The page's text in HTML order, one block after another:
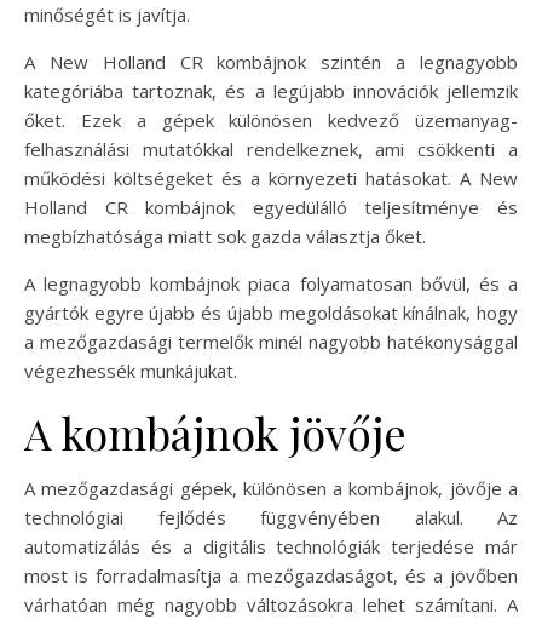
minőségét is javítja.
A New Holland CR kombájnok szintén a legnagyobb
kategóriába tartoznak, és a legújabb innovációk jellemzik
őket. Ezek a gépek különösen kedvező üzemanyag-
felhasználási mutatókkal rendelkeznek, ami csökkenti a
működési költségeket és a környezeti hatásokat. A New
Holland CR kombájnok egyedülálló teljesítménye és
megbízhatósága miatt sok gazda választja őket.
A legnagyobb kombájnok piaca folyamatosan bővül, és a
gyártók egyre újabb és újabb megoldásokat kínálnak, hogy
a mezőgazdasági termelők minél nagyobb hatékonysággal
végezhessék munkájukat.
A kombájnok jövője
A mezőgazdasági gépek, különösen a kombájnok, jövője a
technológiai fejlődés függvényében alakul. Az
automatizálás és a digitális technológiák terjedése már
most is forradalmasítja a mezőgazdaságot, és a jövőben
várhatóan még nagyobb változásokra lehet számítani. A